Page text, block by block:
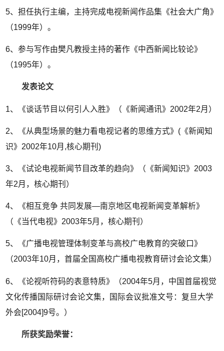
5、担任执行主编，主持完成电视新闻作品集《社会大广角》
（1999年）。
6、参与写作由樊凡教授主持的著作《中西新闻比较论》
（1995年）。
发表论文
1、《谈话节目以何引人入胜》（《新闻通讯》2002年2月）
2、《从典型场景的魅力看电视记者的思维方式》(《新闻知
识》2002年10月,核心期刊)
3、《试论电视新闻节目改革的趋向》（《新闻知识》2003
年2月，核心期刊）
4、《相互竞争 共同发展—南京地区电视新闻变革解析》
（《当代电视》2003年5月，核心期刊）
5、《广播电视管理体制变革与高校广电教育的突破口》
（2003年10月，首届全国高校广播电视教育研讨会论文集）
6、《论视听符码的表意特质》（2004年5月，中国首届视觉
文化传播国际研讨会论文集，国际会议批准文号：复旦大学
外会[2004]9号。）
所获奖励荣誉：